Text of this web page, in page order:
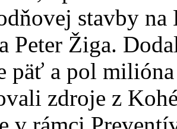
stavby
Peter Žiga.
päť a pol
zdroje z